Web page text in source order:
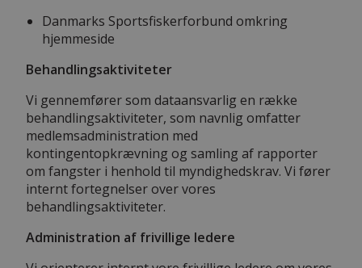
Danmarks Sportsfiskerforbund omkring
hjemmeside
Behandlingsaktiviteter
Vi gennemfører som dataansvarlig en række
behandlingsaktiviteter, som navnlig omfatter
medlemsadministration med
kontingentopkrævning og samling af rapporter
om fangster i henhold til myndighedskrav. Vi fører
internt fortegnelser over vores
behandlingsaktiviteter.
Administration af frivillige ledere